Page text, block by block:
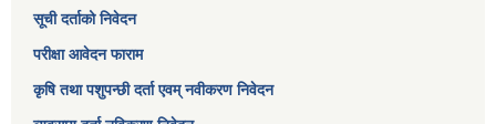
सूची दर्ताको निवेदन
परीक्षा आवेदन फाराम
कृषि तथा पशुपन्छी दर्ता एवम् नवीकरण निवेदन